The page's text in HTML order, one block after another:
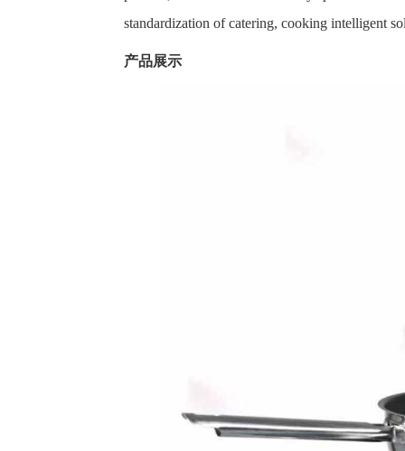
standardization of catering, cooking intelligent
产品展示